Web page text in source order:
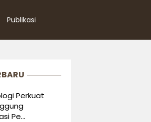
Publikasi
Perkuat
Pe...